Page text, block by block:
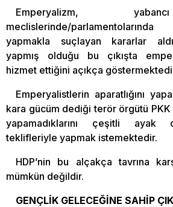
Emperyalizm,
meclislerinde/
yapmakla suçlayan kararlar
yapmış olduğu bu çıkışta
hizmet ettiğini açıkça
Emperyalistlerin aparatlığını
kara gücüm dediği terör örgütü
yapamadıklarını çeşitli ayak
teklifleriyle yapmak istemektedir.
HDP’nin bu alçakça tavrına
mümkün değildir.
GENÇLİK GELECEĞİNE SAHİP